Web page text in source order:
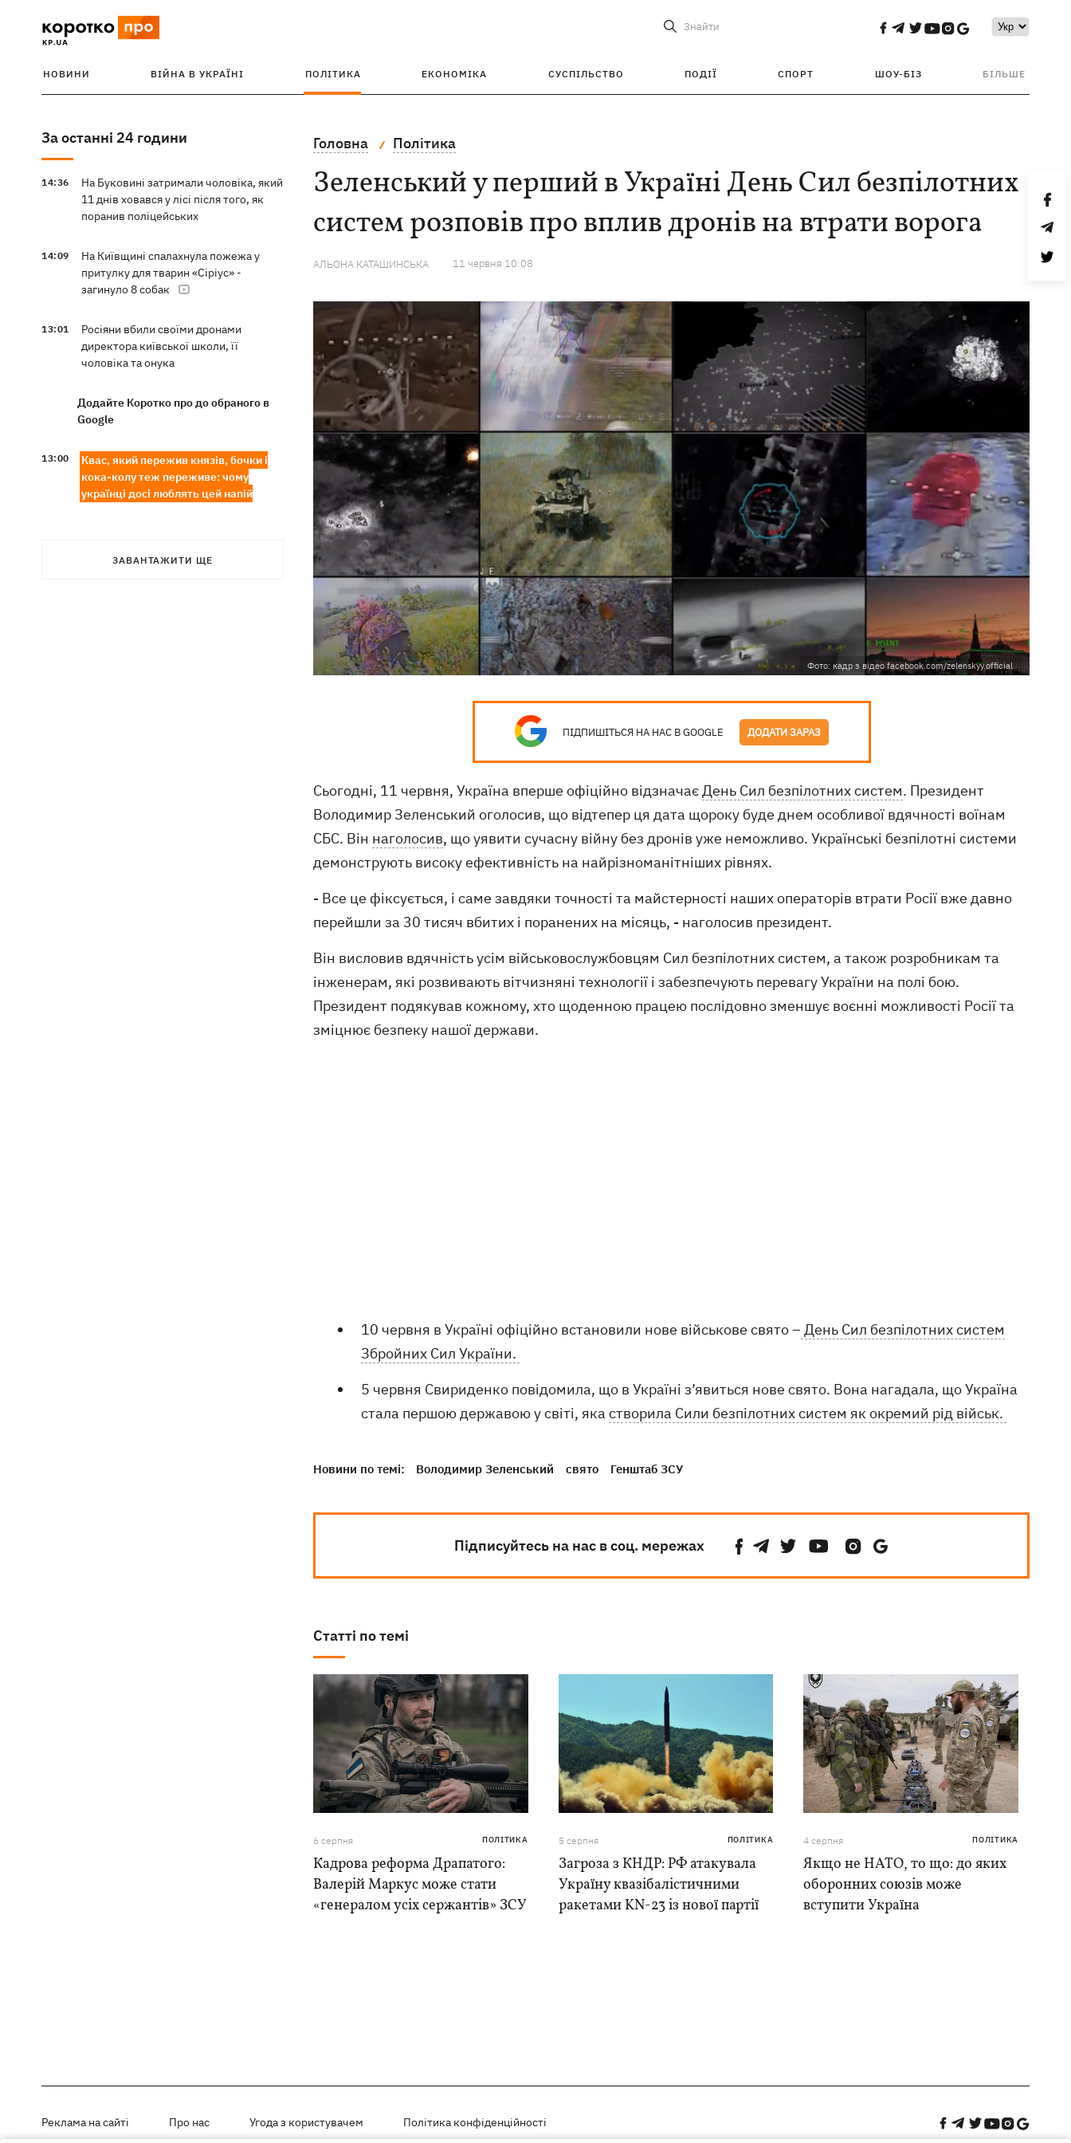
Знайти
НОВИНИ ВІЙНА В УКРАЇНІ ПОЛІТИКА ЕКОНОМІКА СУСПІЛЬСТВО ПОДІЇ СПОРТ ШОУ-БІЗ БІЛЬШЕ
За останні 24 години
14:36
На Буковині затримали чоловіка, який
11 днів ховався у лісі після того, як
поранив поліцейських
14:09
На Київщині спалахнула пожежа у
притулку для тварин «Сіріус» -
загинуло 8 собак
13:01
Росіяни вбили своїми дронами
директора київської школи, її
чоловіка та онука
Додайте Коротко про до обраного в
Google
13:00
Квас, який пережив князів, бочки і
кока-колу теж переживе: чому
українці досі люблять цей напій
також поста спостереження на
ЗАВАНТАЖИТИ ЩЕ
Головна Політика
Зеленський у перший в Україні День Сил безпілотних
систем розповів про вплив дронів на втрати ворога
АЛЬОНА КАТАШИНСЬКА 11 червня 10:08
Фото: кадр з відео facebook.com/zelenskyy.official
ПІДПИШІТЬСЯ НА НАС В GOOGLE ДОДАТИ ЗАРАЗ
Сьогодні, 11 червня, Україна вперше офіційно відзначаєДень Сил безпілотних систем. Президент
Володимир Зеленський оголосив, що відтепер ця дата щороку буде днем особливої вдячності воїнам
СБС. Він наголосив, що уявити сучасну війну без дронів уже неможливо. Українські безпілотні системи
демонструють високу ефективність на найрізноманітніших рівнях.
- Все це фіксується, і саме завдяки точності та майстерності наших операторів втрати Росії вже давно
перейшли за 30 тисяч вбитих і поранених на місяць, - наголосив президент.
Він висловив вдячність усім військовослужбовцям Сил безпілотних систем, а також розробникам та
інженерам, які розвивають вітчизняні технології і забезпечують перевагу України на полі бою.
Президент подякував кожному, хто щоденною працею послідовно зменшує воєнні можливості Росії та
зміцнює безпеку нашої держави.
10 червня в Україні офіційно встановили нове військове свято – День Сил безпілотних систем
Збройних Сил України.
5 червня Свириденко повідомила, що в Україні з’явиться нове свято. Вона нагадала, що Україна
стала першою державою у світі, яка створила Сили безпілотних систем як окремий рід військ.
Новини по темі: Володимир Зеленський свято Генштаб ЗСУ
Підписуйтесь на нас в соц. мережах
Статті по темі
6 серпня ПОЛІТИКА
Кадрова реформа Драпатого:
Валерій Маркус може стати
«генералом усіх сержантів» ЗСУ
5 серпня ПОЛІТИКА
Загроза з КНДР: РФ атакувала
Україну квазібалістичними
ракетами KN-23 із нової партії
4 серпня ПОЛІТИКА
Якщо не НАТО, то що: до яких
оборонних союзів може
вступити Україна
Реклама на сайті Про нас Угода з користувачем Політика конфіденційності